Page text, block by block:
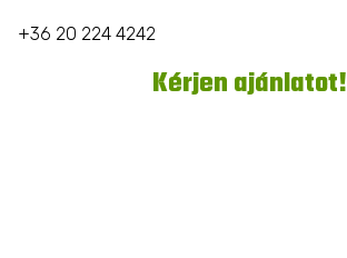
+36 20 224 4242
Kérjen ajánlatot!